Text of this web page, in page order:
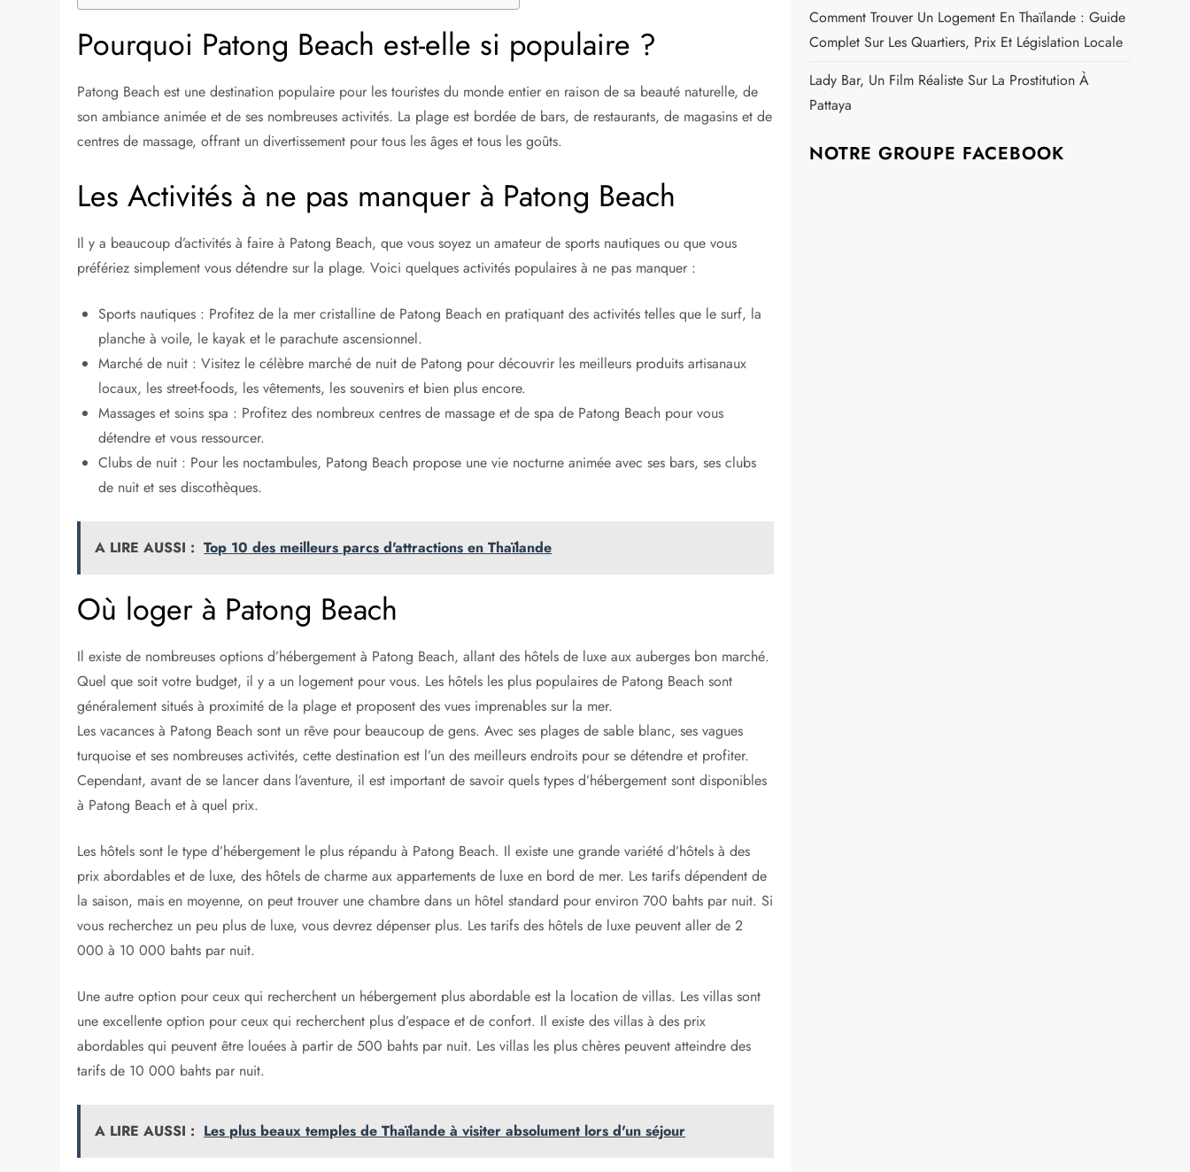
Pourquoi Patong Beach est-elle si populaire ?
Patong Beach est une destination populaire pour les touristes du monde entier en raison de sa beauté naturelle, de
son ambiance animée et de ses nombreuses activités. La plage est bordée de bars, de restaurants, de magasins et de
centres de massage, offrant un divertissement pour tous les âges et tous les goûts.
Les Activités à ne pas manquer à Patong Beach
Il y a beaucoup d’activités à faire à Patong Beach, que vous soyez un amateur de sports nautiques ou que vous
préfériez simplement vous détendre sur la plage. Voici quelques activités populaires à ne pas manquer :
Sports nautiques : Profitez de la mer cristalline de Patong Beach en pratiquant des activités telles que le surf, la
planche à voile, le kayak et le parachute ascensionnel.
Marché de nuit : Visitez le célèbre marché de nuit de Patong pour découvrir les meilleurs produits artisanaux
locaux, les street-foods, les vêtements, les souvenirs et bien plus encore.
Massages et soins spa : Profitez des nombreux centres de massage et de spa de Patong Beach pour vous
détendre et vous ressourcer.
Clubs de nuit : Pour les noctambules, Patong Beach propose une vie nocturne animée avec ses bars, ses clubs
de nuit et ses discothèques.
A LIRE AUSSI : Top 10 des meilleurs parcs d'attractions en Thaïlande
Où loger à Patong Beach
Il existe de nombreuses options d’hébergement à Patong Beach, allant des hôtels de luxe aux auberges bon marché.
Quel que soit votre budget, il y a un logement pour vous. Les hôtels les plus populaires de Patong Beach sont
généralement situés à proximité de la plage et proposent des vues imprenables sur la mer.
Les vacances à Patong Beach sont un rêve pour beaucoup de gens. Avec ses plages de sable blanc, ses vagues
turquoise et ses nombreuses activités, cette destination est l’un des meilleurs endroits pour se détendre et profiter.
Cependant, avant de se lancer dans l’aventure, il est important de savoir quels types d’hébergement sont disponibles
à Patong Beach et à quel prix.
Les hôtels sont le type d’hébergement le plus répandu à Patong Beach. Il existe une grande variété d’hôtels à des
prix abordables et de luxe, des hôtels de charme aux appartements de luxe en bord de mer. Les tarifs dépendent de
la saison, mais en moyenne, on peut trouver une chambre dans un hôtel standard pour environ 700 bahts par nuit. Si
vous recherchez un peu plus de luxe, vous devrez dépenser plus. Les tarifs des hôtels de luxe peuvent aller de 2
000 à 10 000 bahts par nuit.
Une autre option pour ceux qui recherchent un hébergement plus abordable est la location de villas. Les villas sont
une excellente option pour ceux qui recherchent plus d’espace et de confort. Il existe des villas à des prix
abordables qui peuvent être louées à partir de 500 bahts par nuit. Les villas les plus chères peuvent atteindre des
tarifs de 10 000 bahts par nuit.
A LIRE AUSSI : Les plus beaux temples de Thaïlande à visiter absolument lors d'un séjour
Comment Trouver Un Logement En Thaïlande : Guide
Complet Sur Les Quartiers, Prix Et Législation Locale
Lady Bar, Un Film Réaliste Sur La Prostitution À
Pattaya
NOTRE GROUPE FACEBOOK